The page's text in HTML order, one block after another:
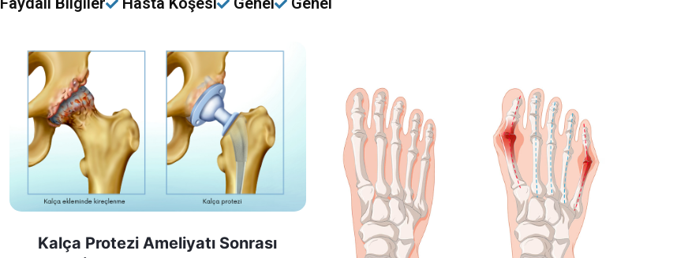
Kalça Protezi Ameliyatı Sonrası